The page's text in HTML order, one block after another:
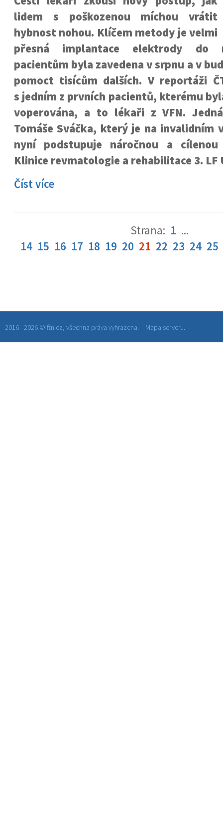
lidem s poškozenou míchou vrátit
hybnost nohou. Klíčem metody je velmi
přesná implantace elektrody do
pacientům byla zavedena v srpnu a v
pomoct tisícům dalších. V reportáži
s jedním z prvních pacientů, kterému
voperována, a to lékaři z VFN.
Tomáše Sváčka, který je na invalidním
nyní podstupuje náročnou a
Klinice revmatologie a rehabilitace 3. LF
Číst více
Strana: 1 ...
14 15 16 17 18 19 20 21 22 23 24 25
2016 - 2026 © ftn.cz, všechna práva vyhrazena. Mapa serveru.